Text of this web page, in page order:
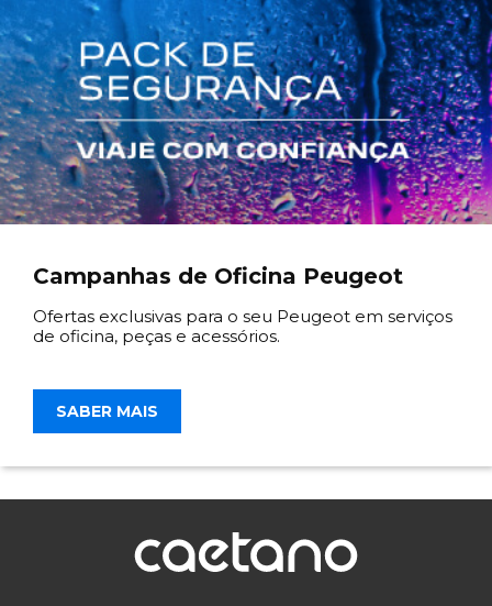
Campanhas de Oficina Peugeot
Ofertas exclusivas para o seu Peugeot em serviços
de oficina, peças e acessórios.
SABER MAIS